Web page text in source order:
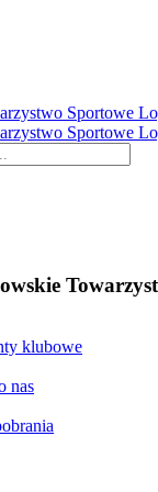
klubowe
nas